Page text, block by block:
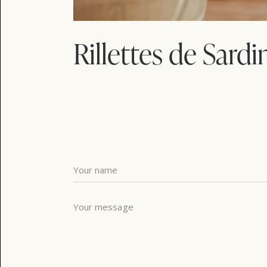
Rillettes de